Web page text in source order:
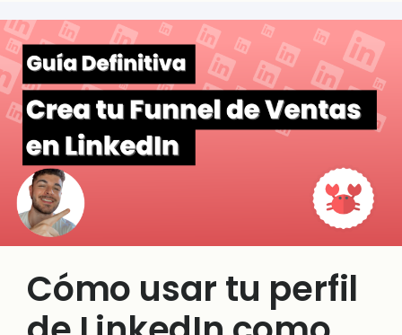
Cómo usar tu perfil